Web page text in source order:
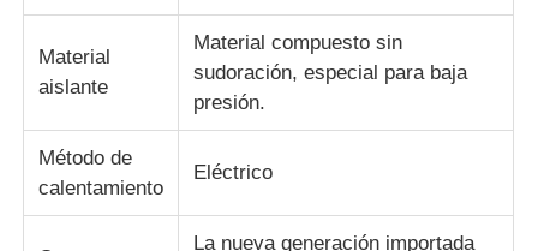
Material
aislante
Material compuesto sin
sudoración, especial para baja
presión.
Método de
calentamiento
Eléctrico
La nueva generación importada